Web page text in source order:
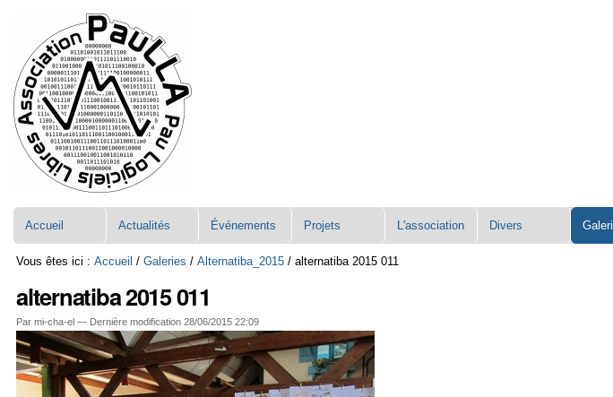
contenu.
Aller
à
la
navigation
Accueil Actualités Événements Projets L'association Divers
Vous êtes ici : Accueil /Galeries /Alternatiba_2015 /alternatiba 2015 011
alternatiba 2015 011
Par mi-cha-el — Dernière modification 28/06/2015 22:09